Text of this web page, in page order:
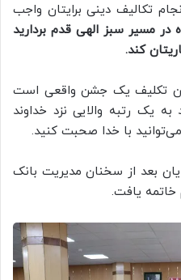
تکالیف دینی برایتان واجب
در مسیر سبز الهی قدم بردارید
کند.
تکلیف یک جشن واقعی است
یک رتبه والایی نزد خداوند
با خدا صحبت کنید.
بعد از سخنان مدیریت بانک
خاتمه یافت.